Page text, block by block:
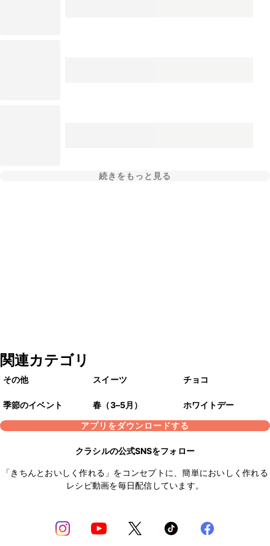
続きをもっと見る
関連カテゴリ
その他 スイーツ チョコ
季節のイベント 春（3–5月）
ホワイトデー
アプリをダウンロードする
クラシルの公式SNSをフォロー
「きちんとおいしく作れる」をコンセプトに、簡単においしく作れる
レシピ動画を毎日配信しています。